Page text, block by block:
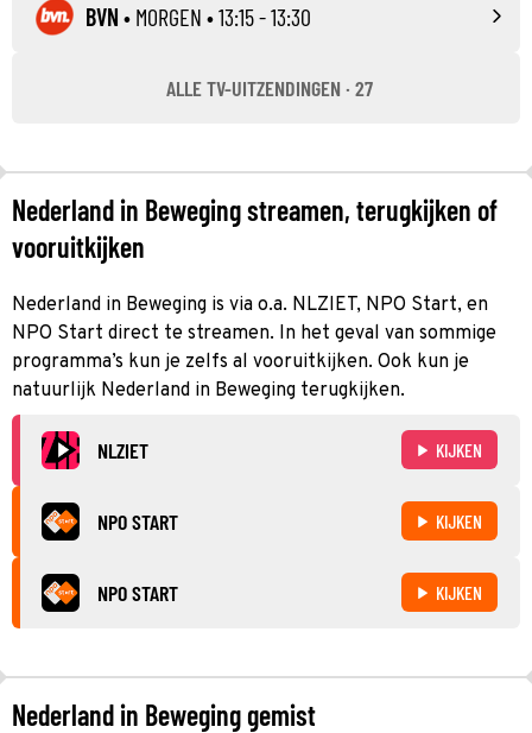
BVN • MORGEN • 13:15 - 13:30
ALLE TV-UITZENDINGEN · 27
Nederland in Beweging streamen, terugkijken of
vooruitkijken
Nederland in Beweging is via o.a. NLZIET, NPO Start, en
NPO Start direct te streamen. In het geval van sommige
programma’s kun je zelfs al vooruitkijken. Ook kun je
natuurlijk Nederland in Beweging terugkijken.
NLZIET KIJKEN
NPO START KIJKEN
NPO START KIJKEN
Nederland in Beweging gemist